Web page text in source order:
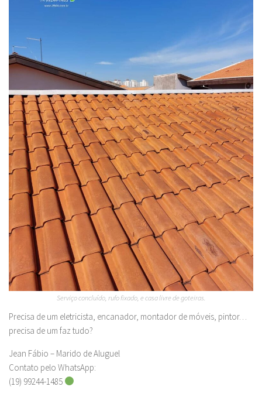
Serviço concluído, rufo fixado, e casa livre de goteiras.
Precisa de um eletricista, encanador, montador de móveis, pintor…
precisa de um faz tudo?
Jean Fábio – Marido de Aluguel
Contato pelo WhatsApp:
(19) 99244-1485